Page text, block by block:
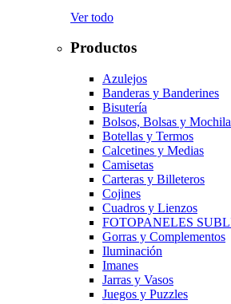
Ver todo
Productos
Azulejos
Banderas y Banderines
Bisutería
Bolsos, Bolsas y
Botellas y Termos
Calcetines y Medias
Camisetas
Carteras y Billeteros
Cojines
Cuadros y Lienzos
FOTOPANELES
Gorras y Complementos
Iluminación
Imanes
Jarras y Vasos
Juegos y Puzzles